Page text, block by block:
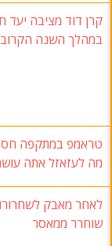
במהלך השנה
טראמפ במתקפה
מה לעזאזל אתה
לאחר מאבק
שוחרר ממאסר